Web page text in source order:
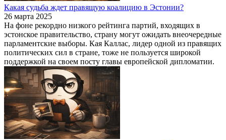
Какая судьба ждет правящую коалицию в Эстонии?
26 марта 2025
На фоне рекордно низкого рейтинга партий, входящих в
эстонское правительство, страну могут ожидать внеочередные
парламентские выборы. Кая Каллас, лидер одной из правящих
политических сил в стране, тоже не пользуется широкой
поддержкой на своем посту главы европейской дипломатии.